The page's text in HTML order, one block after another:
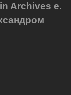
Archives e.